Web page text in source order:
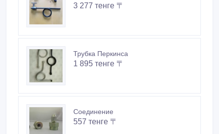
3 277 тенге 〒
Трубка Перкинса
1 895 тенге 〒
Соединение
557 тенге 〒